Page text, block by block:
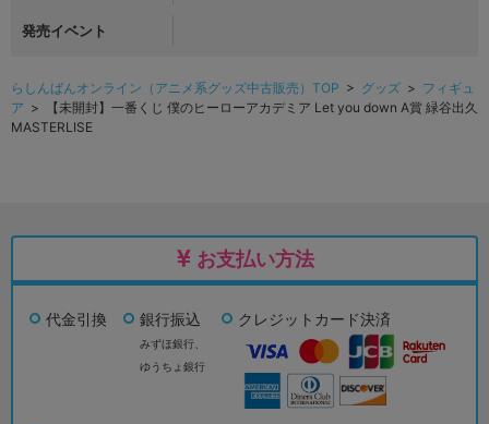
発売イベント
らしんばんオンライン（アニメ系グッズ中古販売）TOP > グッズ > フィギュ
ア > 【未開封】一番くじ 僕のヒーローアカデミア Let you down A賞 緑谷出久
MASTERLISE
お支払い方法
代金引換 銀行振込
みずほ銀行、
ゆうちょ銀行
クレジットカード決済